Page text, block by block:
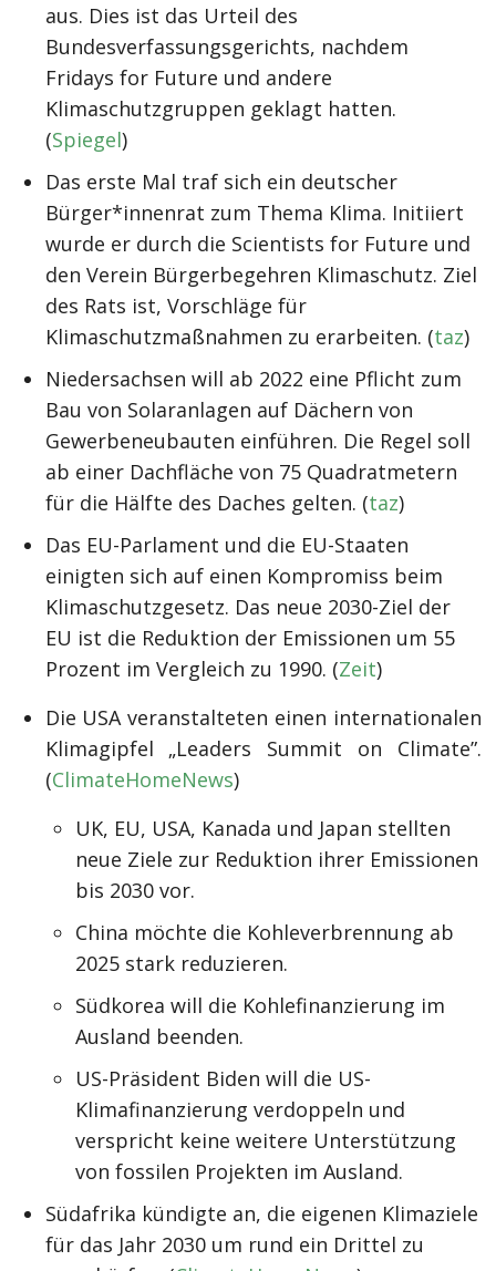
aus. Dies ist das Urteil des
Bundesverfassungsgerichts, nachdem
Fridays for Future und andere
Klimaschutzgruppen geklagt hatten.
(Spiegel)
Das erste Mal traf sich ein deutscher
Bürger*innenrat zum Thema Klima. Initiiert
wurde er durch die Scientists for Future und
den Verein Bürgerbegehren Klimaschutz. Ziel
des Rats ist, Vorschläge für
Klimaschutzmaßnahmen zu erarbeiten. (taz)
Niedersachsen will ab 2022 eine Pflicht zum
Bau von Solaranlagen auf Dächern von
Gewerbeneubauten einführen. Die Regel soll
ab einer Dachfläche von 75 Quadratmetern
für die Hälfte des Daches gelten. (taz)
Das EU-Parlament und die EU-Staaten
einigten sich auf einen Kompromiss beim
Klimaschutzgesetz. Das neue 2030-Ziel der
EU ist die Reduktion der Emissionen um 55
Prozent im Vergleich zu 1990. (Zeit)
Die USA veranstalteten einen internationalen
Klimagipfel „Leaders Summit on Climate”.
(ClimateHomeNews)
UK, EU, USA, Kanada und Japan stellten
neue Ziele zur Reduktion ihrer Emissionen
bis 2030 vor.
China möchte die Kohleverbrennung ab
2025 stark reduzieren.
Südkorea will die Kohlefinanzierung im
Ausland beenden.
US-Präsident Biden will die US-
Klimafinanzierung verdoppeln und
verspricht keine weitere Unterstützung
von fossilen Projekten im Ausland.
Südafrika kündigte an, die eigenen Klimaziele
für das Jahr 2030 um rund ein Drittel zu